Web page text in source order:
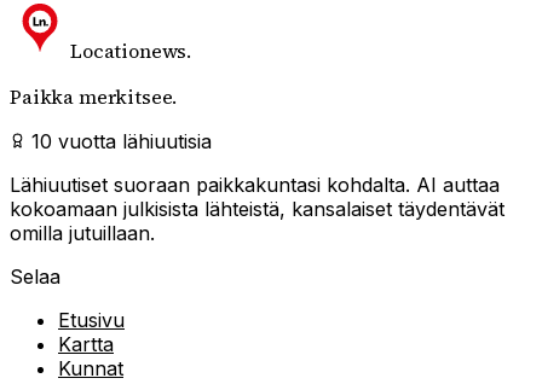
Locationews.
Paikka merkitsee.
10 vuotta lähiuutisia
Lähiuutiset suoraan paikkakuntasi kohdalta. AI auttaa
kokoamaan julkisista lähteistä, kansalaiset täydentävät
omilla jutuillaan.
Selaa
Etusivu
Kartta
Kunnat